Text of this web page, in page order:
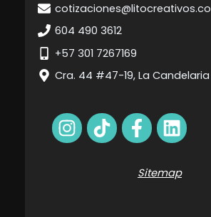
cotizaciones@litocreativos.co
604 490 3612
+57 301 7267169
Cra. 44 #47-19, La Candelaria
Sitemap